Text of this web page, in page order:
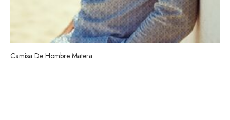
Camisa De Hombre Matera